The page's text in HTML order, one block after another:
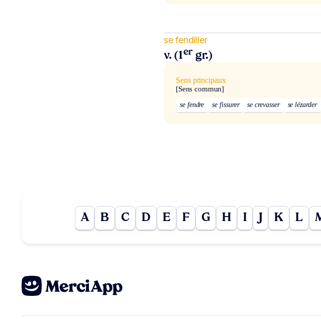
se fendiller
v. (1er gr.)
Sens principaux
[Sens commun]
se fendre se fissurer se crevasser se lézarder
A B C D E F G H I J K L